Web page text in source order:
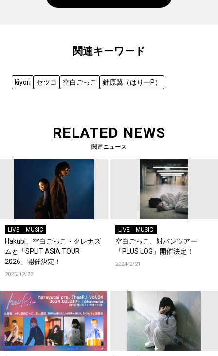
関連キーワード
kiyori セツコ 空白ごっこ 針原翼（はりーP）
RELATED NEWS
関連ニュース
LIVE MUSIC
Hakubi、空白ごっこ・クレナズ
ムと「SPLIT ASIA TOUR
2026」開催決定！
2025/12/22
LIVE MUSIC
空白ごっこ、対バンツアー
「PLUS LOG」開催決定！
2024/2/21